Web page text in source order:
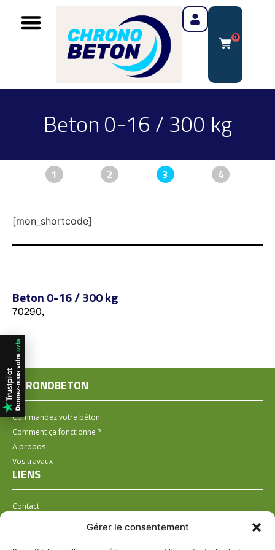
Gérer le consentement
0
Beton 0-16 / 300 kg
1 2 3 4
[mon_shortcode]
Beton 0-16 / 300 kg
70290,
CHRONOBETON
Commandez votre béton
Comment ça fonctionne ?
A propos
Vos travaux
LIENS
Contact